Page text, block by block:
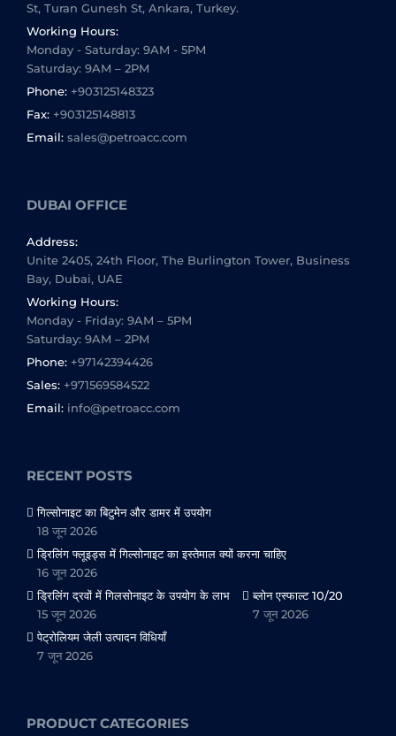
St, Turan Gunesh St, Ankara, Turkey.
Working Hours:
Monday - Saturday: 9AM - 5PM
Saturday: 9AM – 2PM
Phone: +903125148323
Fax: +903125148813
Email: sales@petroacc.com
DUBAI OFFICE
Address:
Unite 2405, 24th Floor, The Burlington Tower, Business
Bay, Dubai, UAE
Working Hours:
Monday - Friday: 9AM – 5PM
Saturday: 9AM – 2PM
Phone: +97142394426
Sales: +971569584522
Email: info@petroacc.com
RECENT POSTS
गिल्सोनाइट का बिटुमेन और डामर में उपयोग
18 जून 2026
ड्रिलिंग फ्लूइड्स में गिल्सोनाइट का इस्तेमाल क्यों करना चाहिए
16 जून 2026
ड्रिलिंग द्रवों में गिलसोनाइट के उपयोग के लाभ
15 जून 2026
ब्लोन एस्फाल्ट 10/20
7 जून 2026
पेट्रोलियम जेली उत्पादन विधियाँ
7 जून 2026
PRODUCT CATEGORIES